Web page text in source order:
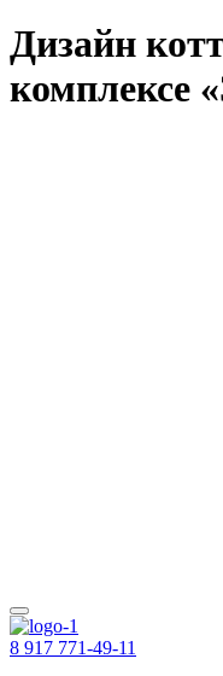
Дизайн
комплексе
8 917 771-49-11